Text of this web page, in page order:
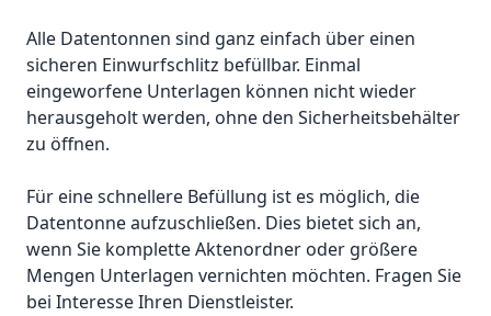
Alle Datentonnen sind ganz einfach über einen
sicheren Einwurfschlitz befüllbar. Einmal
eingeworfene Unterlagen können nicht wieder
herausgeholt werden, ohne den Sicherheitsbehälter
zu öffnen.
Für eine schnellere Befüllung ist es möglich, die
Datentonne aufzuschließen. Dies bietet sich an,
wenn Sie komplette Aktenordner oder größere
Mengen Unterlagen vernichten möchten. Fragen Sie
bei Interesse Ihren Dienstleister.